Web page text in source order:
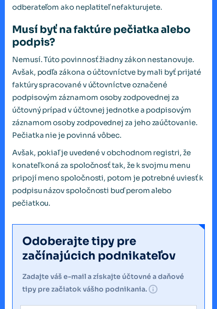
odberateľom ako neplatiteľ nefakturujete.
Musí byť na faktúre pečiatka alebo
podpis?
Nemusí. Túto povinnosť žiadny zákon nestanovuje.
Avšak, podľa zákona o účtovníctve by mali byť prijaté
faktúry spracované v účtovníctve označené
podpisovým záznamom osoby zodpovednej za
účtovný prípad v účtovnej jednotke a podpisovým
záznamom osoby zodpovednej za jeho zaúčtovanie.
Pečiatka nie je povinná vôbec.
Avšak, pokiaľ je uvedené v obchodnom registri, že
konateľ koná za spoločnosť tak, že k svojmu menu
pripojí meno spoločnosti, potom je potrebné uviesť k
podpisu názov spoločnosti buď perom alebo
pečiatkou.
Odoberajte tipy pre
začínajúcich podnikateľov
Zadajte váš e-mail a získajte účtovné a daňové
tipy pre začiatok vášho podnikania.